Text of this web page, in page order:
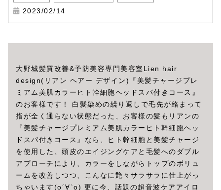
2023/02/14
大野城髪質改善&予防美容専門美容室Lien hair
design(リアン ヘアー デザイン)『美髪チャージプレ
ミアム美肌カラーヒト幹細胞ヘッドスパ付きコース』
のお客様です！ 白髪染めの繰り返しで毛先が絡まって
指が全く通らない状態だった、お客様の髪もリアンの
『美髪チャージプレミアム美肌カラーヒト幹細胞ヘッ
ドスパ付きコース』なら、ヒト幹細胞と美髪チャージ
を使用した、頭皮のエイジングケアと毛髪へのダブル
アプローチにより、カラーをしながらトップのボリュ
ームを改善しつつ、こんなに艶々サラサラに仕上がっ
ちゃいます(о´∀`о) 更に今、話題の超音波ケアアイロ